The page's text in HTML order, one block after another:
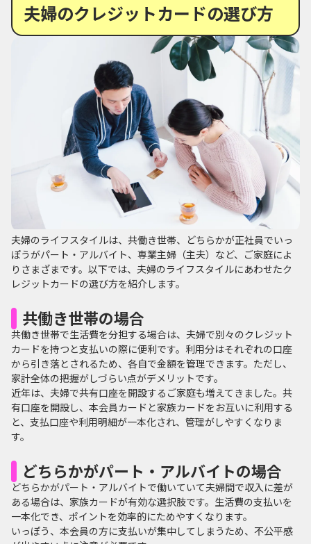
夫婦のクレジットカードの選び方
夫婦のライフスタイルは、共働き世帯、どちらかが正社員でいっ
ぽうがパート・アルバイト、専業主婦（主夫）など、ご家庭によ
りさまざまです。以下では、夫婦のライフスタイルにあわせたク
レジットカードの選び方を紹介します。
共働き世帯の場合
共働き世帯で生活費を分担する場合は、夫婦で別々のクレジット
カードを持つと支払いの際に便利です。利用分はそれぞれの口座
から引き落とされるため、各自で金額を管理できます。ただし、
家計全体の把握がしづらい点がデメリットです。
近年は、夫婦で共有口座を開設するご家庭も増えてきました。共
有口座を開設し、本会員カードと家族カードをお互いに利用する
と、支払口座や利用明細が一本化され、管理がしやすくなりま
す。
どちらかがパート・アルバイトの場合
どちらかがパート・アルバイトで働いていて夫婦間で収入に差が
ある場合は、家族カードが有効な選択肢です。生活費の支払いを
一本化でき、ポイントを効率的にためやすくなります。
いっぽう、本会員の方に支払いが集中してしまうため、不公平感